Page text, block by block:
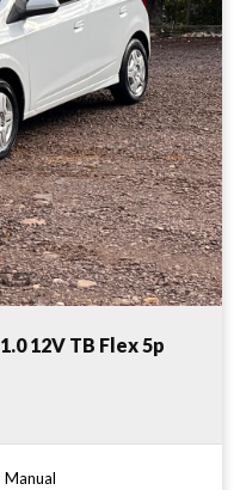
12V TB Flex 5p
Manual